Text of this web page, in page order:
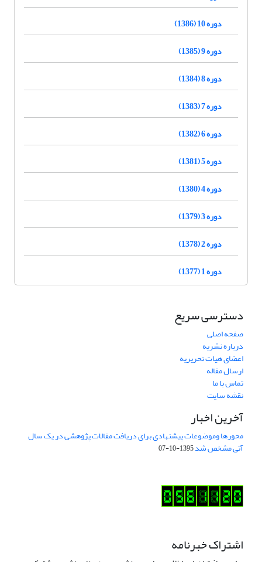
دوره 10 (1386)
دوره 9 (1385)
دوره 8 (1384)
دوره 7 (1383)
دوره 6 (1382)
دوره 5 (1381)
دوره 4 (1380)
دوره 3 (1379)
دوره 2 (1378)
دوره 1 (1377)
دسترسی سریع
صفحه اصلی
درباره نشریه
اعضای هیات تحریریه
ارسال مقاله
تماس با ما
نقشه سایت
آخرین اخبار
محورها وموضوعات پیشنهادی برای دریافت مقالات پژوهشی در یک سال
آتی مشخص شد1395-10-07
اشتراک خبرنامه